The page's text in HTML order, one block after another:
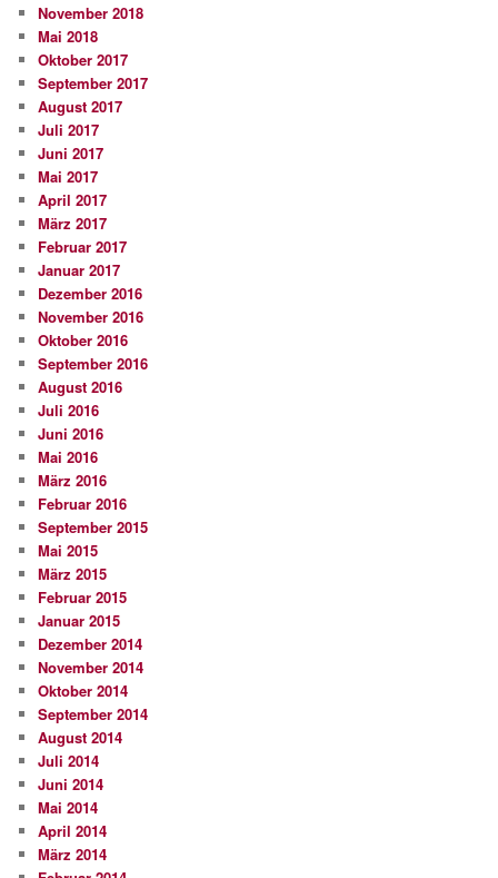
November 2018
Mai 2018
Oktober 2017
September 2017
August 2017
Juli 2017
Juni 2017
Mai 2017
April 2017
März 2017
Februar 2017
Januar 2017
Dezember 2016
November 2016
Oktober 2016
September 2016
August 2016
Juli 2016
Juni 2016
Mai 2016
März 2016
Februar 2016
September 2015
Mai 2015
März 2015
Februar 2015
Januar 2015
Dezember 2014
November 2014
Oktober 2014
September 2014
August 2014
Juli 2014
Juni 2014
Mai 2014
April 2014
März 2014